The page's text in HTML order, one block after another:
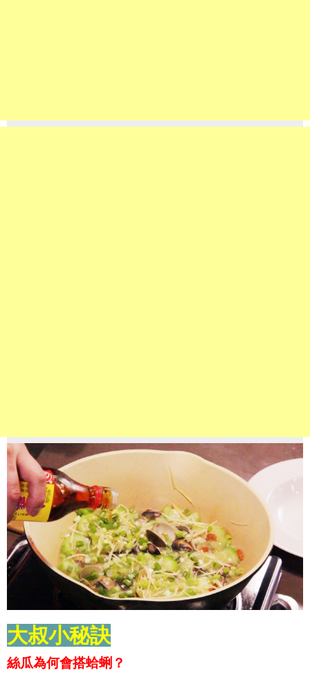
大叔小秘訣
絲瓜為何會搭蛤蜊？